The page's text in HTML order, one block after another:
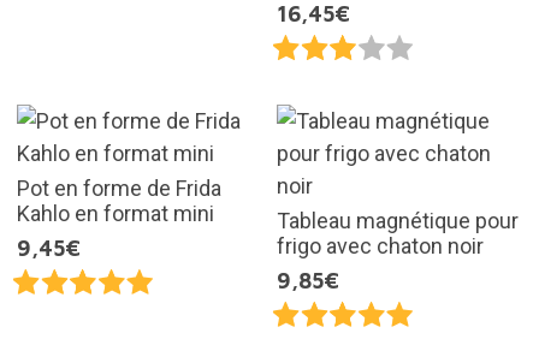
16,45€
Pot en forme de Frida
Kahlo en format mini
9,45€
Tableau magnétique pour
frigo avec chaton noir
9,85€